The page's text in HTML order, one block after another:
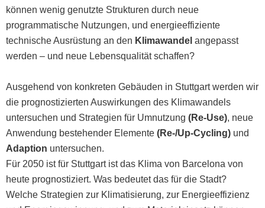
können wenig genutzte Strukturen durch neue
programmatische Nutzungen, und energieeffiziente
technische Ausrüstung an den Klimawandel angepasst
werden – und neue Lebensqualität schaffen?
Ausgehend von konkreten Gebäuden in Stuttgart werden wir
die prognostizierten Auswirkungen des Klimawandels
untersuchen und Strategien für Umnutzung (Re-Use), neue
Anwendung bestehender Elemente (Re-/Up-Cycling) und
Adaption untersuchen.
Für 2050 ist für Stuttgart ist das Klima von Barcelona von
heute prognostiziert. Was bedeutet das für die Stadt?
Welche Strategien zur Klimatisierung, zur Energieeffizienz